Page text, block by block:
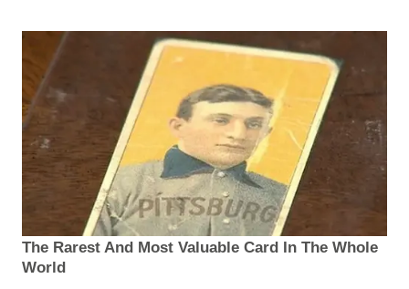
The Rarest And Most Valuable Card In The Whole
World